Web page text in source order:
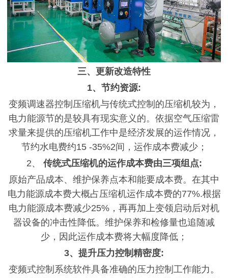
三、更新改造特性
1、节约资源:
变频调速器控制压缩机与传统式控制的压缩机较为，
电力能源节的是较具有现实意义的。依据空气压缩雷
求量来提供的压缩机工作中是经济发展的运作情况，
节约水电费约15 -35%2间，运作成本费减少；
2、 传统式压缩机的运作成本费由三项组点:
原始产品成本、维护保养点本和能要成本费。在其中
电力能源成本费大概占压缩机运作成本费的77%.根据
电力能源成本费减少25%，再再加上变领启动后对机
器设备的冲击性降低。维护保养和检修量也追随减
少，因此运作成本费将大幅度降低；
3、提升压力控制精密度:
变频式控制系统软件具备准确的压力控制工作能力。